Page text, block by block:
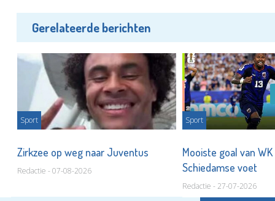
Gerelateerde berichten
Sport
Zirkzee op weg naar Juventus
Redactie - 07-08-2026
Sport
Mooiste goal van
Schiedamse voet
Redactie - 27-07-2026